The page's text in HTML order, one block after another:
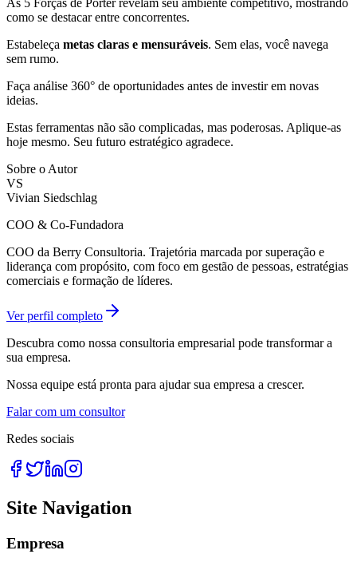
As 5 Forças de Porter revelam seu ambiente competitivo, mostrando
como se destacar entre concorrentes.
Estabeleça metas claras e mensuráveis. Sem elas, você navega
sem rumo.
Faça análise 360° de oportunidades antes de investir em novas
ideias.
Estas ferramentas não são complicadas, mas poderosas. Aplique-as
hoje mesmo. Seu futuro estratégico agradece.
Sobre o Autor
VS
Vivian Siedschlag
COO & Co-Fundadora
COO da Berry Consultoria. Trajetória marcada por superação e
liderança com propósito, com foco em gestão de pessoas, estratégias
comerciais e formação de líderes.
Ver perfil completo
Descubra como nossa consultoria empresarial pode transformar a
sua empresa.
Nossa equipe está pronta para ajudar sua empresa a crescer.
Falar com um consultor
Redes sociais
Site Navigation
Empresa